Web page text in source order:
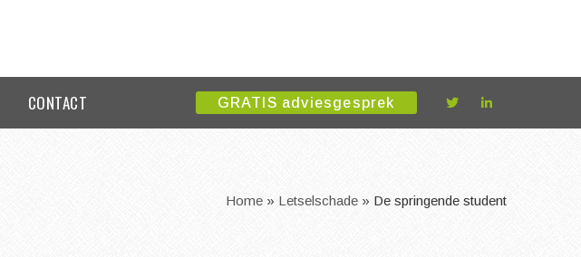
CONTACT GRATIS adviesgesprek
Home » Letselschade » De springende student